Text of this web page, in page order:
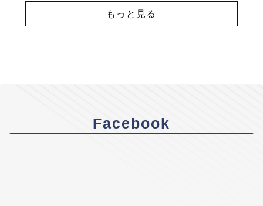
もっと見る
Facebook